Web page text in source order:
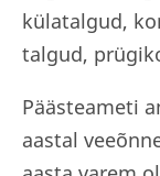
külatalgud,
talgud,
Päästeameti
aastal